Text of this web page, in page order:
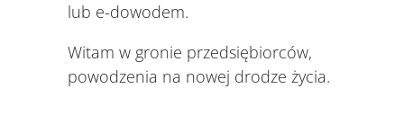
lub e-dowodem.
Witam w gronie przedsiębiorców,
powodzenia na nowej drodze życia.